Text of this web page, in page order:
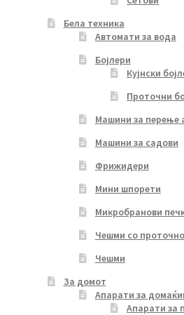
Бела техника
Автомати за вода
Бојлери
Кујнски
Проточни
Машини за перење
Машини за садови
Фрижидери
Мини шпорети
Микробранови
Чешми со
Чешми
За домот
Апарати за
Апарати за